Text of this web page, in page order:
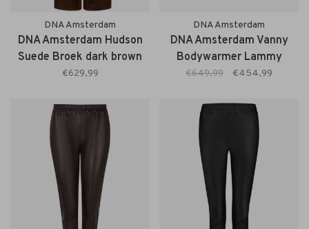
DNA Amsterdam
DNA Amsterdam Hudson
Suede Broek dark brown
€629,99
DNA Amsterdam
DNA Amsterdam Vanny
Bodywarmer Lammy
burgundy
€649,99 €454,99